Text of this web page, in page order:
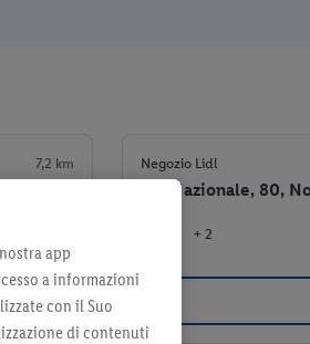
7,2 km Negozio Lidl
Via Nazionale, 80,
+ 2
app
a informazioni
con il Suo
di contenuti